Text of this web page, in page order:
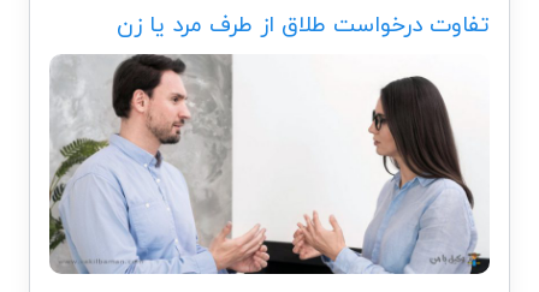
تفاوت درخواست طلاق از طرف مرد یا زن